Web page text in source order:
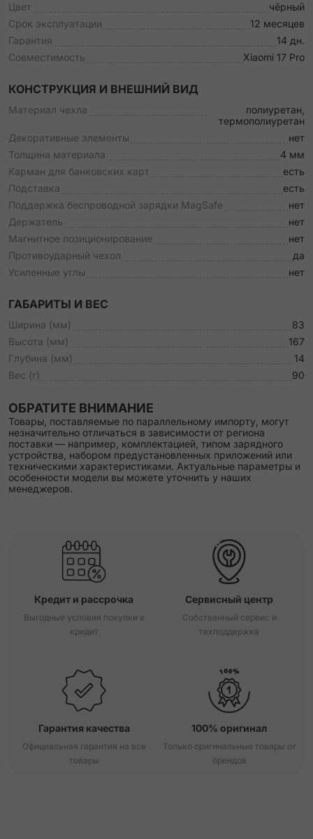
Цвет
чёрный
Срок эксплуатации
12 месяцев
Гарантия
14 дн.
Совместимость
Xiaomi 17 Pro
КОНСТРУКЦИЯ И ВНЕШНИЙ ВИД
Материал чехла
полиуретан,
термополиуретан
Декоративные элементы
нет
Толщина материала
4 мм
Карман для банковских карт
есть
Подставка
есть
Поддержка беспроводной зарядки MagSafe
нет
Держатель
нет
Магнитное позиционирование
нет
Противоударный чехол
да
Усиленные углы
нет
ГАБАРИТЫ И ВЕС
Ширина (мм)
83
Высота (мм)
167
Глубина (мм)
14
Вес (г)
90
ОБРАТИТЕ ВНИМАНИЕ
Товары, поставляемые по параллельному импорту, могут
незначительно отличаться в зависимости от региона
поставки — например, комплектацией, типом зарядного
устройства, набором предустановленных приложений или
техническими характеристиками. Актуальные параметры и
особенности модели вы можете уточнить у наших
менеджеров.
Кредит и рассрочка
Выгодные условия покупки в
кредит
Сервисный центр
Собственный сервис и
техподдержка
Гарантия качества
Официальная гарантия на все
товары
100% оригинал
Только оригинальные товары от
брендов